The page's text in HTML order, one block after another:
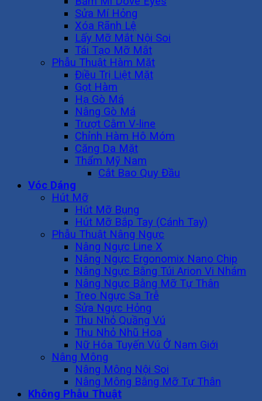
Sửa Mí Hỏng
Xóa Rãnh Lệ
Lấy Mỡ Mắt Nội Soi
Tái Tạo Mỡ Mắt
Phẫu Thuật Hàm Mặt
Điều Trị Liệt Mặt
Gọt Hàm
Hạ Gò Má
Nâng Gò Má
Trượt Cằm V-line
Chỉnh Hàm Hô Móm
Căng Da Mặt
Thẩm Mỹ Nam
Cắt Bao Quy Đầu
Vóc Dáng
Hút Mỡ
Hút Mỡ Bụng
Hút Mỡ Bắp Tay (Cánh Tay)
Phẫu Thuật Nâng Ngực
Nâng Ngực Line X
Nâng Ngực Ergonomix Nano Chip
Nâng Ngực Bằng Túi Arion Vi Nhám
Nâng Ngực Bằng Mỡ Tự Thân
Treo Ngực Sa Trễ
Sửa Ngực Hỏng
Thu Nhỏ Quầng Vú
Thu Nhỏ Nhũ Hoa
Nữ Hóa Tuyến Vú Ở Nam Giới
Nâng Mông
Nâng Mông Nội Soi
Nâng Mông Bằng Mỡ Tự Thân
Không Phẫu Thuật